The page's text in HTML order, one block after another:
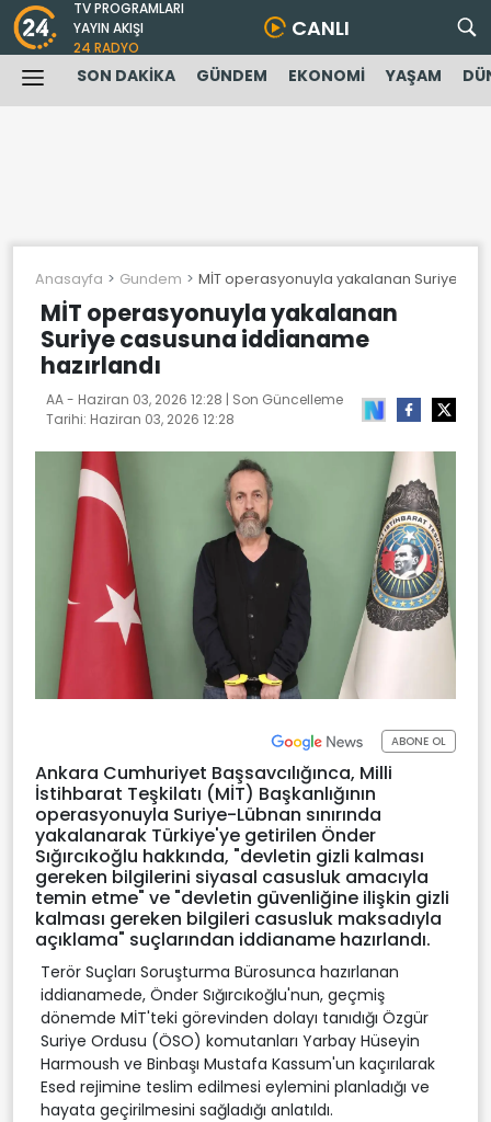
TV PROGRAMLARI
YAYIN AKIŞI
24 RADYO
CANLI
SON DAKİKA GÜNDEM EKONOMİ YAŞAM
Anasayfa Gundem MİT operasyonuyla yakalanan Suriye
MİT operasyonuyla yakalanan
Suriye casusuna iddianame
hazırlandı
AA - Haziran 03, 2026 12:28 | Son Güncelleme
Tarihi: Haziran 03, 2026 12:28
ABONE OL
Ankara Cumhuriyet Başsavcılığınca, Milli
İstihbarat Teşkilatı (MİT) Başkanlığının
operasyonuyla Suriye-Lübnan sınırında
yakalanarak Türkiye'ye getirilen Önder
Sığırcıkoğlu hakkında, "devletin gizli kalması
gereken bilgilerini siyasal casusluk amacıyla
temin etme" ve "devletin güvenliğine ilişkin gizli
kalması gereken bilgileri casusluk maksadıyla
açıklama" suçlarından iddianame hazırlandı.
Terör Suçları Soruşturma Bürosunca hazırlanan
iddianamede, Önder Sığırcıkoğlu'nun, geçmiş
dönemde MİT'teki görevinden dolayı tanıdığı Özgür
Suriye Ordusu (ÖSO) komutanları Yarbay Hüseyin
Harmoush ve Binbaşı Mustafa Kassum'un kaçırılarak
Esed rejimine teslim edilmesi eylemini planladığı ve
hayata geçirilmesini sağladığı anlatıldı.